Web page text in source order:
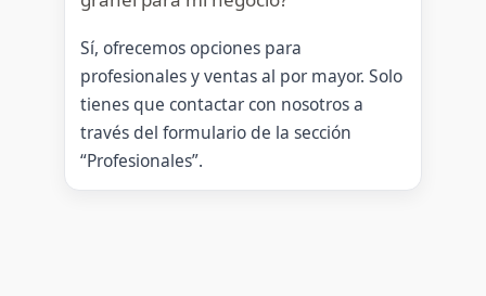
Sí, ofrecemos opciones para
profesionales y ventas al por mayor. Solo
tienes que contactar con nosotros a
través del formulario de la sección
“Profesionales”.